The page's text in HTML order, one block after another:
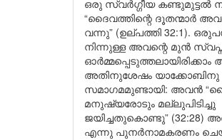
ഒരു സ്വർഗ്ഗീയ കണ്ടുമുട്ടൽ
“ദൈവത്തിന്റെ ദൂതന്മാർ
വന്നു” (ഉല്പത്തി 32:1).
നിന്നുള്ള അവന്റെ മുൻ
ഓർമ്മപ്പെടുത്തലായിരിക്കാം
അതിനുശേഷം യാക്കോബിനു
സമാഗമമുണ്ടായി: അവൻ
മനുഷ്യരോടും മല്ലുപിടിച്ചു
ജയിച്ചതുകൊണ്ടു” (32:28)
എന്നു പുനർനാമകരണം